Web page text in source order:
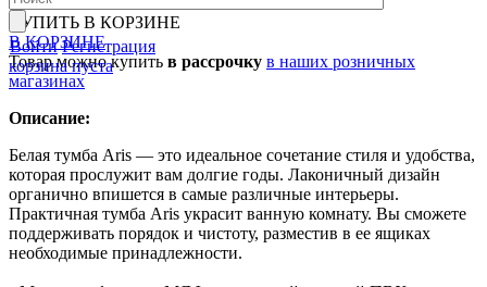
Войти Регистрация
корзина пуста
КУПИТЬ В КОРЗИНЕ
В КОРЗИНЕ
Товар можно купить в рассрочку в наших розничных
магазинах
Описание:
Белая тумба Aris — это идеальное сочетание стиля и удобства,
которая прослужит вам долгие годы. Лаконичный дизайн
органично впишется в самые различные интерьеры.
Практичная тумба Aris украсит ванную комнату. Вы сможете
поддерживать порядок и чистоту, разместив в ее ящиках
необходимые принадлежности.